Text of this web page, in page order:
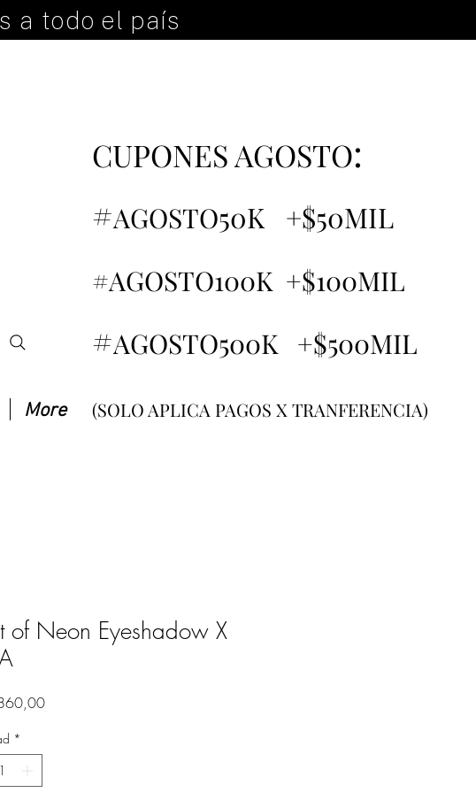
a todo el país
More
CUPONES AGOSTO:
#AGOSTO50K +$50MIL
#AGOSTO100K +$100MIL
#AGOSTO500K +$500MIL
(SOLO APLICA PAGOS X TRANFERENCIA)
of Neon Eyeshadow X
Precio
*